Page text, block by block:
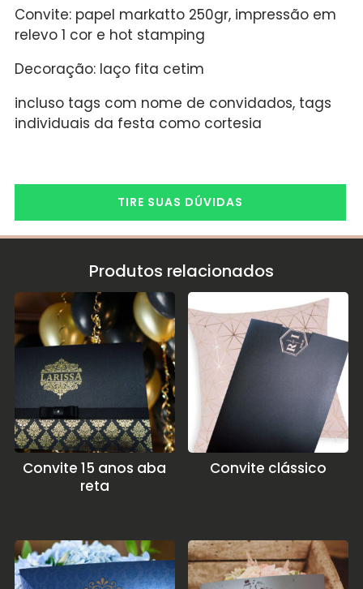
Convite: papel markatto 250gr, impressão em
relevo 1 cor e hot stamping
Decoração: laço fita cetim
incluso tags com nome de convidados, tags
individuais da festa como cortesia
TIRE SUAS DÚVIDAS
Produtos relacionados
Convite 15 anos aba
reta
Convite clássico